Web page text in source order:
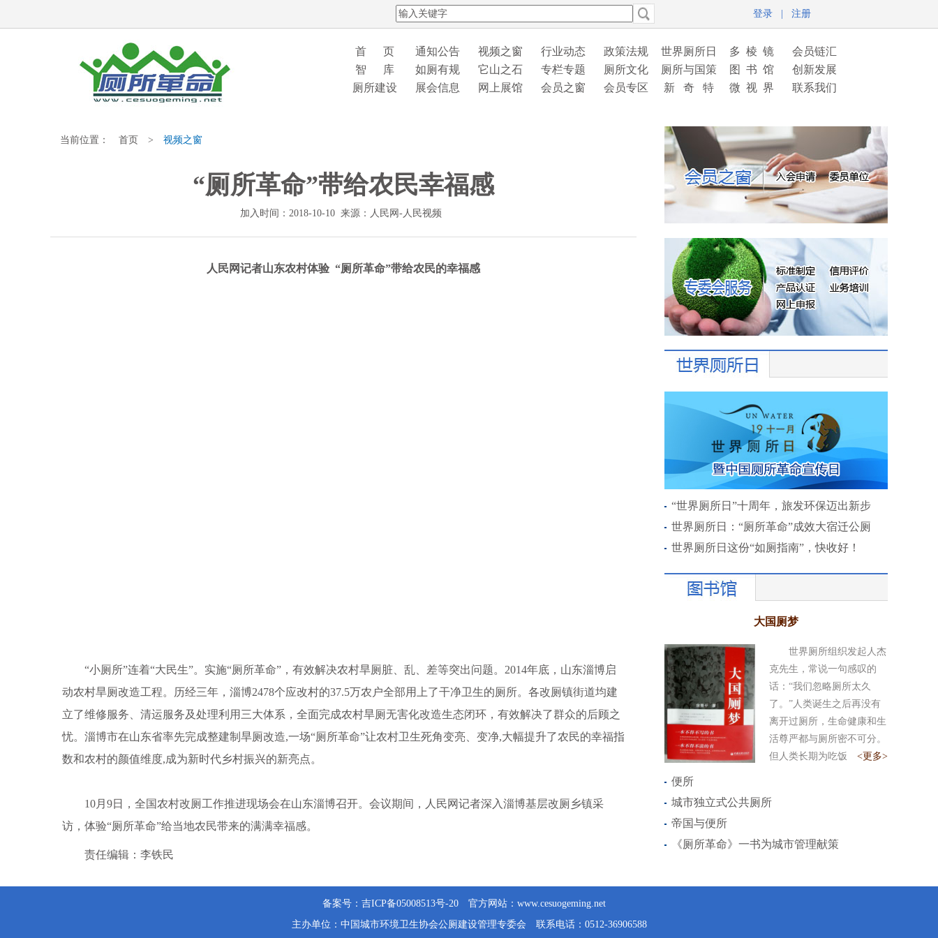
登录 注册
首 页 通知公告 视频之窗 行业动态 政策法规 世界厕所日 多 棱 镜
会员链汇
智 库
如厕有规 它山之石 专栏专题 厕所文化 厕所与国策 图 书 馆
创新发展
厕所建设
展会信息 网上展馆 会员之窗 会员专区 新 奇 特 微 视 界 联系我们
当前位置： 首页 > 视频之窗
“厕所革命”带给农民幸福感
加入时间：2018-10-10 来源：人民网-人民视频
人民网记者山东农村体验 “厕所革命”带给农民的幸福感
“小厕所”连着“大民生”。实施“厕所革命”，有效解决农村旱厕脏、乱、差等突出问题。2014年底，山东淄博启
动农村旱厕改造工程。历经三年，淄博2478个应改村的37.5万农户全部用上了干净卫生的厕所。各改厕镇街道均建
立了维修服务、清运服务及处理利用三大体系，全面完成农村旱厕无害化改造生态闭环，有效解决了群众的后顾之
忧。淄博市在山东省率先完成整建制旱厕改造,一场“厕所革命”让农村卫生死角变亮、变净,大幅提升了农民的幸福指
数和农村的颜值维度,成为新时代乡村振兴的新亮点。
10月9日，全国农村改厕工作推进现场会在山东淄博召开。会议期间，人民网记者深入淄博基层改厕乡镇采
访，体验“厕所革命”给当地农民带来的满满幸福感。
责任编辑：李铁民
“世界厕所日”十周年，旅发环保迈出新步
世界厕所日：“厕所革命”成效大宿迁公厕
世界厕所日这份“如厕指南”，快收好！
大国厕梦
世界厕所组织发起人杰
克先生，常说一句感叹的
话：“我们忽略厕所太久
了。”人类诞生之后再没有
离开过厕所，生命健康和生
活尊严都与厕所密不可分。
但人类长期为吃饭 <更多>
便所
城市独立式公共厕所
帝国与便所
《厕所革命》一书为城市管理献策
备案号： 吉ICP备05008513号-20 官方网站： www.cesuogeming.net
主办单位：中国城市环境卫生协会公厕建设管理专委会 联系电话：0512-36906588